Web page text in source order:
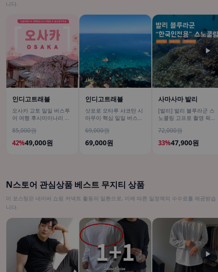
니다.
인디고트래블
오사카 교토 일일 버스투
어 여행 후시미이나리 아
철학의길
85,000원
42%49,000원
인디고트래블
삿포로 오타루 샤코탄 시
마무이 핵심 일일 버스투
69,000원
69,000원
사마사마 발리
[발리] 발리 블루라군 스
노쿨링 고프로 촬영 픽업
체험 산호 열대어
72,000원
33%47,900원
▶
N스토어 관심상품 베스트 무지티 상품
이 포스팅은 네이버 쇼핑 커넥트 활동의 일환으로, 이에 따른 일정액의 수수료를 제공받습
니다.
▶